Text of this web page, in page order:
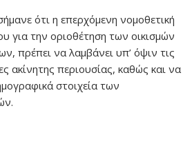
ότι η επερχόμενη νομοθετική
για την οριοθέτηση των οικισμών
πρέπει να λαμβάνει υπ’ όψιν τις
ακίνητης περιουσίας, καθώς και να
στοιχεία των